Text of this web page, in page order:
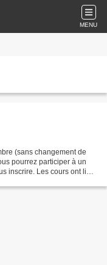
MENU
(sans changement de
pourrez participer à un
inscrire. Les cours ont lieu